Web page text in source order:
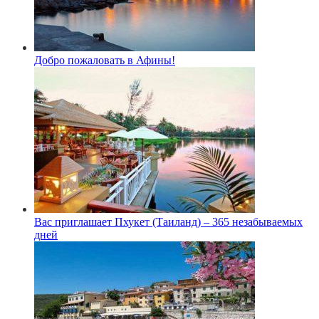
Добро пожаловать в Афины!
Вас приглашает Пхукет (Таиланд) – 365 незабываемых
дней